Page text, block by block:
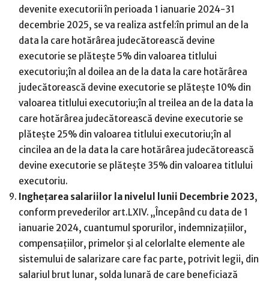
devenite executorii în perioada 1 ianuarie 2024-31
decembrie 2025, se va realiza astfel:în primul an de la
data la care hotărârea judecătorească devine
executorie se plăteşte 5% din valoarea titlului
executoriu;în al doilea an de la data la care hotărârea
judecătorească devine executorie se plăteşte 10% din
valoarea titlului executoriu;în al treilea an de la data la
care hotărârea judecătorească devine executorie se
plăteşte 25% din valoarea titlului executoriu;în al
cincilea an de la data la care hotărârea judecătorească
devine executorie se plăteşte 35% din valoarea titlului
executoriu.
Inghețarea salariilor la nivelul lunii Decembrie 2023,
conform prevederilor art.LXIV. „Începând cu data de 1
ianuarie 2024, cuantumul sporurilor, indemnizaţiilor,
compensaţiilor, primelor şi al celorlalte elemente ale
sistemului de salarizare care fac parte, potrivit legii, din
salariul brut lunar, solda lunară de care beneficiază